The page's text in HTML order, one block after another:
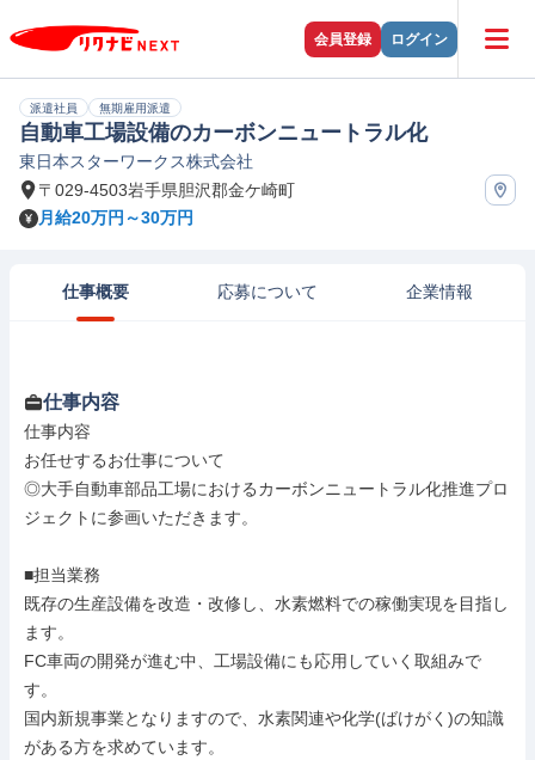
会員登録 ログイン
派遣社員 無期雇用派遣
自動車工場設備のカーボンニュートラル化
東日本スターワークス株式会社
〒029-4503岩手県胆沢郡金ケ崎町
月給20万円～30万円
仕事概要 応募について 企業情報
仕事内容
仕事内容
お任せするお仕事について
◎大手自動車部品工場におけるカーボンニュートラル化推進プロ
ジェクトに参画いただきます。
■担当業務
既存の生産設備を改造・改修し、水素燃料での稼働実現を目指し
ます。
FC車両の開発が進む中、工場設備にも応用していく取組みで
す。
国内新規事業となりますので、水素関連や化学(ばけがく)の知識
がある方を求めています。